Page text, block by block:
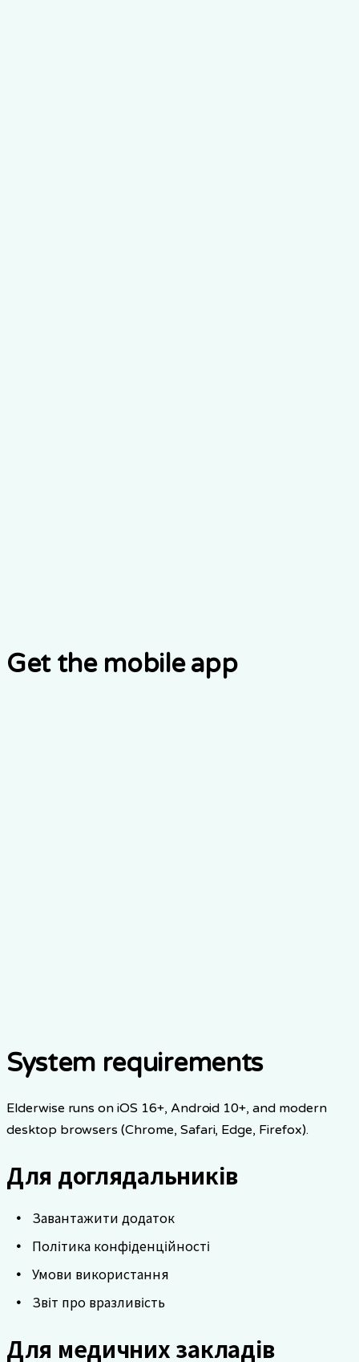
Get the mobile app
System requirements
Elderwise runs on iOS 16+, Android 10+, and modern
desktop browsers (Chrome, Safari, Edge, Firefox).
Для доглядальників
Завантажити додаток
Політика конфіденційності
Умови використання
Звіт про вразливість
Для медичних закладів